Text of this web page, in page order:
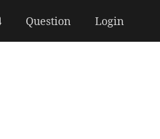
Question Login